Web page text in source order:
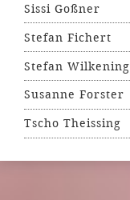
Sissi Goßner
Stefan Fichert
Stefan Wilkening
Susanne Forster
Tscho Theissing